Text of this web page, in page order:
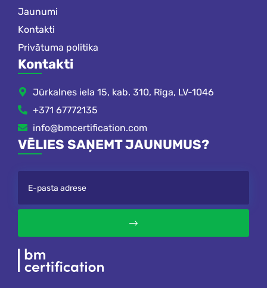
Jaunumi
Kontakti
Privātuma politika
Kontakti
Jūrkalnes iela 15, kab. 310, Rīga, LV-1046
+371 67772135
info@bmcertification.com
VĒLIES SAŅEMT JAUNUMUS?